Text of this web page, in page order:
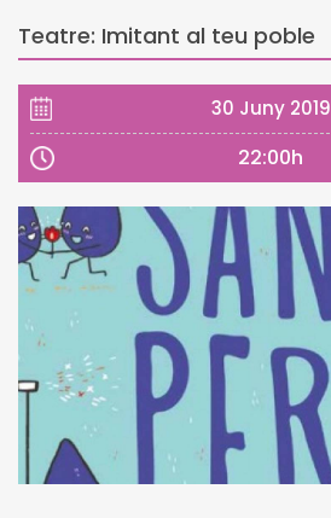
Teatre: Imitant al teu poble
30 Juny 2019
22:00h